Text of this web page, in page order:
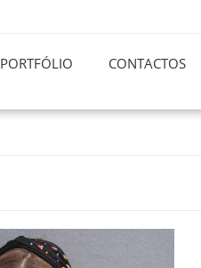
PORTFÓLIO CONTACTOS